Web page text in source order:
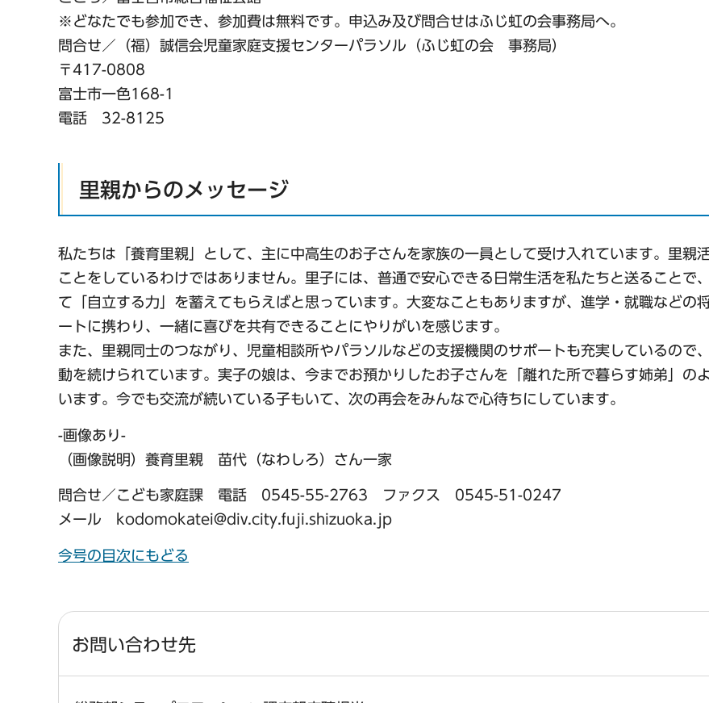
※どなたでも参加でき、参加費は無料です。申込み及び問合せはふじ虹の会事務局へ。
問合せ／（福）誠信会児童家庭支援センターパラソル（ふじ虹の会 事務局）
〒417-0808
富士市一色168-1
電話 32-8125
里親からのメッセージ
私たちは「養育里親」として、主に中高生のお子さんを家族の一員として受け入れています。里親
ことをしているわけではありません。里子には、普通で安心できる日常生活を私たちと送ることで
て「自立する力」を蓄えてもらえばと思っています。大変なこともありますが、進学・就職などの
ートに携わり、一緒に喜びを共有できることにやりがいを感じます。
また、里親同士のつながり、児童相談所やパラソルなどの支援機関のサポートも充実しているので
動を続けられています。実子の娘は、今までお預かりしたお子さんを「離れた所で暮らす姉弟」の
います。今でも交流が続いている子もいて、次の再会をみんなで心待ちにしています。
-画像あり-
（画像説明）養育里親 苗代（なわしろ）さん一家
問合せ／こども家庭課 電話 0545-55-2763 ファクス 0545-51-0247
メール kodomokatei@div.city.fuji.shizuoka.jp
今号の目次にもどる
お問い合わせ先